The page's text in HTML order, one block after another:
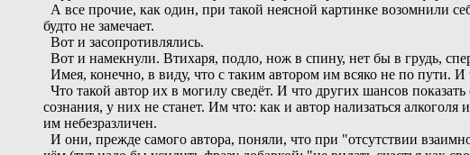
А все прочие, как один, при такой неясной картинке возомнили
будто не замечает.
Вот и засопротивлялись.
Вот и намекнули. Втихаря, подло, нож в спину, нет бы в грудь,
Имея, конечно, в виду, что с таким автором им всяко не по пути. И
Что такой автор их в могилу сведёт. И что других шансов
сознания, у них не станет. Им что: как и автор нализаться
им небезразличен.
И они, прежде самого автора, поняли, что при "отсутствии